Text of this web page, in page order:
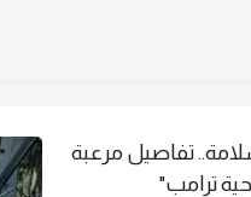
تفاصيل مرعبة
ترامب"